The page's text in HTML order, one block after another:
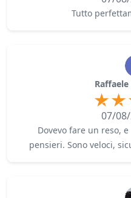
Tutto
07/
Dovevo fare un reso,
pensieri. Sono veloci,